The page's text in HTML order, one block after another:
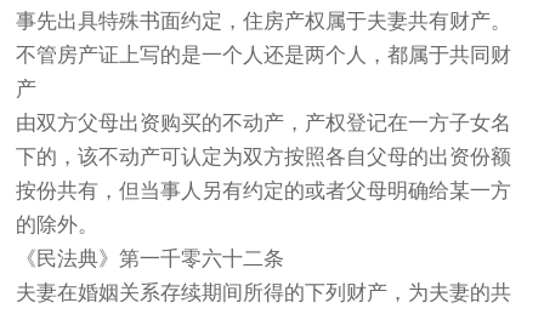
事先出具特殊书面约定，住房产权属于夫妻共有财产。
不管房产证上写的是一个人还是两个人，都属于共同财
产
由双方父母出资购买的不动产，产权登记在一方子女名
下的，该不动产可认定为双方按照各自父母的出资份额
按份共有，但当事人另有约定的或者父母明确给某一方
的除外。
《民法典》第一千零六十二条
夫妻在婚姻关系存续期间所得的下列财产，为夫妻的共